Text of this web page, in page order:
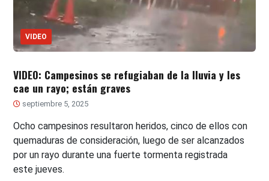
VIDEO
VIDEO: Campesinos se refugiaban de la lluvia y les
cae un rayo; están graves
septiembre 5, 2025
Ocho campesinos resultaron heridos, cinco de ellos con
quemaduras de consideración, luego de ser alcanzados
por un rayo durante una fuerte tormenta registrada
este jueves.